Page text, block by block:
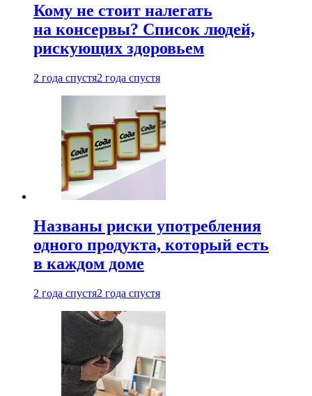
Кому не стоит налегать
на консервы? Список людей,
рискующих здоровьем
2 года спустя2 года спустя
Названы риски употребления
одного продукта, который есть
в каждом доме
2 года спустя2 года спустя